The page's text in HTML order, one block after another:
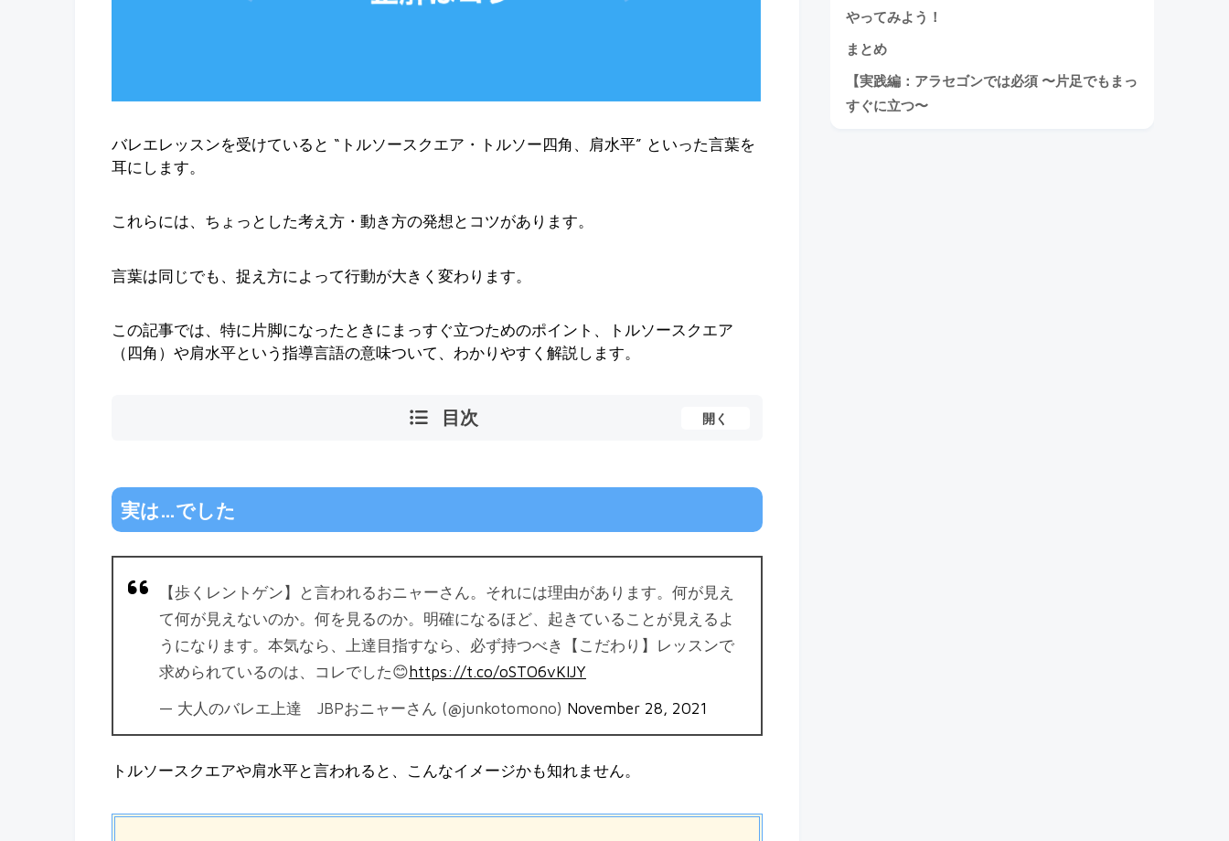
バレエレッスンを受けていると “トルソースクエア・トルソー四角、肩水平” といった言葉を
耳にします。
これらには、ちょっとした考え方・動き方の発想とコツがあります。
言葉は同じでも、捉え方によって行動が大きく変わります。
この記事では、特に片脚になったときにまっすぐ立つためのポイント、トルソースクエア
（四角）や肩水平という指導言語の意味ついて、わかりやすく解説します。
目次 開く
実は…でした
【歩くレントゲン】と言われるおニャーさん。それには理由があります。何が見え
て何が見えないのか。何を見るのか。明確になるほど、起きていることが見えるよ
うになります。本気なら、上達目指すなら、必ず持つべき【こだわり】レッスンで
求められているのは、コレでした😊https://t.co/oSTO6vKIJY
— 大人のバレエ上達 JBPおニャーさん (@junkotomono) November 28, 2021
トルソースクエアや肩水平と言われると、こんなイメージかも知れません。
やってみよう！
まとめ
【実践編：アラセゴンでは必須 〜片足でもまっ
すぐに立つ〜